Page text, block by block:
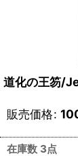
道化の王笏/
販売価格:
在庫数 3点